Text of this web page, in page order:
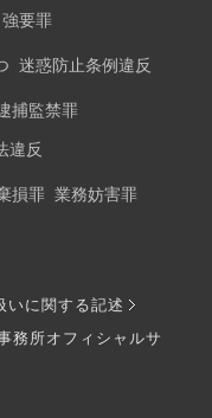
要罪
迷惑防止条例違反
捕監禁罪
違反
損罪 業務妨害罪
いに関する記述
務所オフィシャルサ